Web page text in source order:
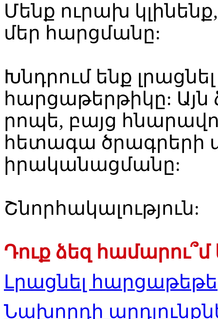
Մենք ուրախ
մեր հարցմանը:
Խնդրում ենք
հարցաթերթիկը:
րոպե, բայց
հետագա ծրագրերի
իրականացմանը:
Շնորհակալություն:
Դուք ձեզ
Լրացնել
Նախորդի